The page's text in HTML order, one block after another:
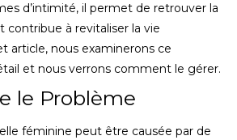
d’intimité, il permet de retrouver la
contribue à revitaliser la vie
article, nous examinerons ce
et nous verrons comment le gérer.
le Problème
féminine peut être causée par de